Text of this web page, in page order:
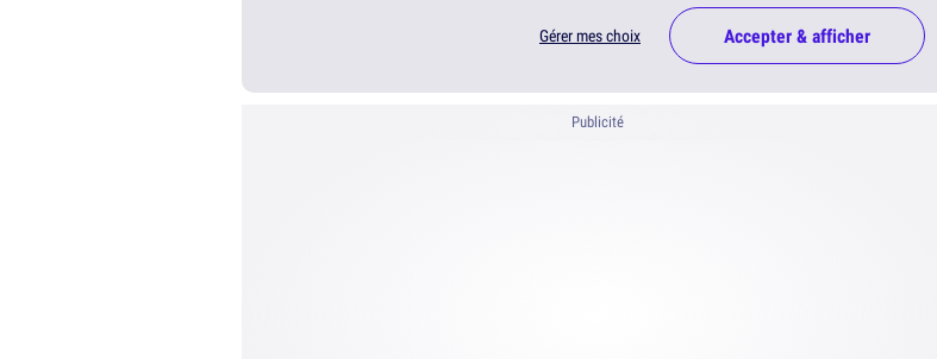
Gérer mes choix Accepter & afficher
Publicité